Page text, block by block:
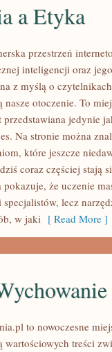
a Etyka
przestrzeń
inteligencji oraz
z myślą o
nasze otoczenie. To
jedynie
Na stronie można
które jeszcze
coraz częściej stają
że uczenie
lecz
w jaki [ Read More ]
to nowoczesne
wartościowych treści